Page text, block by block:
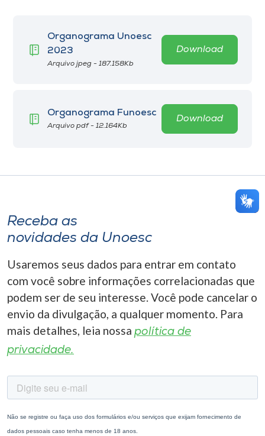
Organograma Unoesc
2023
Arquivo jpeg - 187.158Kb
Download
Organograma Funoesc
Arquivo pdf - 12.164Kb
Download
Receba as
novidades da Unoesc
Usaremos seus dados para entrar em contato
com você sobre informações correlacionadas que
podem ser de seu interesse. Você pode cancelar o
envio da divulgação, a qualquer momento. Para
mais detalhes, leia nossa política de
privacidade.